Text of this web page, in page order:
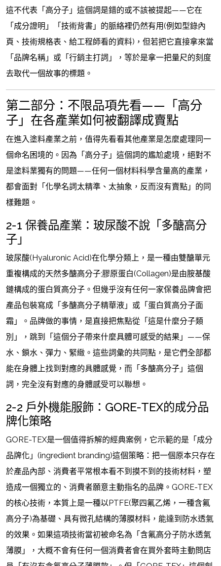
這不代表「高分子」這個詞是錯的或不該被提起——它在
「成分證明」「技術背書」的脈絡裡仍然有用(例如型錄內
頁、技術規格表、給工程師看的資料)，但若把它直接拿來當
「品牌名稱」或「行銷主打詞」，等於是拿一把量尺的刻度
去取代一個故事的標題。
第二部分：不限品項先看——「高分
子」在各產業如何被翻譯成賣點
在進入塗料產業之前，值得先看看其他產業是怎麼處理同一
個命名困境的。因為「高分子」這個詞的尷尬處境，絕對不
是塗料業獨有的問題——任何一個材料科學含量高的產業，
都會面對「化學名詞太精準、太抽象，反而沒有賣點」的同
樣難題。
2-1 保養品產業：玻尿酸不說「多醣高分
子」
玻尿酸(Hyaluronic Acid)在化學分類上，是一種由雙醣單元
重複構成的天然多醣高分子;膠原蛋白(Collagen)是由胺基酸
鏈構成的蛋白質高分子。但幾乎沒有任何一家保養品牌會把
產品包裝寫成「多醣高分子精華液」或「蛋白質高分子面
霜」。品牌做的事情，是直接把焦點從「這是什麼分子類
別」，跳到「這個分子帶來什麼具體可感受的結果」——保
水、鎖水、彈力、緊緻。這些詞彙的共同點，是它們全部都
能在身體上找到對應的具體感覺，而「多醣高分子」這個
詞，完全沒有對應的身體感受可以聯想。
2-2 戶外機能服飾：GORE-TEX的成分品
牌化策略
GORE-TEX是一個值得拆解的經典案例，它示範的是「成分
品牌化」(ingredient branding)這個策略：把一個原本只存在
於產品內部、消費者平常根本看不到摸不到的技術材料，塑
造成一個獨立的、消費者願意主動指名的品牌。GORE-TEX
的核心技術，本質上是一種以PTFE(聚四氟乙烯，一種含氟
高分子)為基礎、具有微孔結構的薄膜材料，能達到防水透氣
的效果。如果這項技術當初被命名為「含氟高分子防水透氣
薄膜」，大概不會有任何一個消費者會在買外套時主動問店